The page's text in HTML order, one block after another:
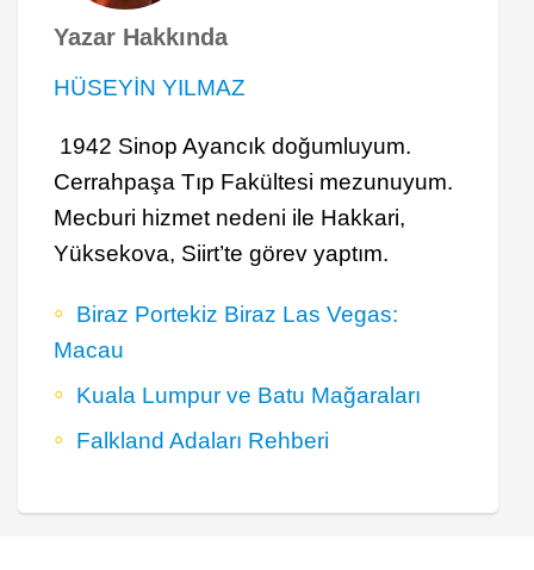
Yazar Hakkında
HÜSEYİN YILMAZ
1942 Sinop Ayancık doğumluyum.
Cerrahpaşa Tıp Fakültesi mezunuyum.
Mecburi hizmet nedeni ile Hakkari,
Yüksekova, Siirt’te görev yaptım.
Biraz Portekiz Biraz Las Vegas:
Macau
Kuala Lumpur ve Batu Mağaraları
Falkland Adaları Rehberi